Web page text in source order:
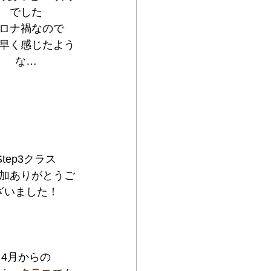
でした
ナ禍なので
く感じたよう
な…
クラス
ありがとうご
いました！
4月からの